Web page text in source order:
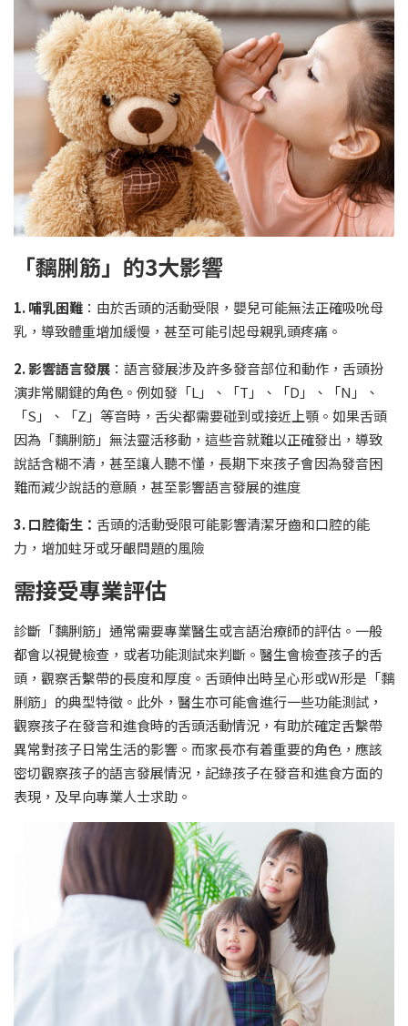
「黐脷筋」的3大影響
1. 哺乳困難 ：由於舌頭的活動受限，嬰兒可能無法正確吸吮母
乳，導致體重增加緩慢，甚至可能引起母親乳頭疼痛。
2. 影響語言發展 ：語言發展涉及許多發音部位和動作，舌頭扮
演非常關鍵的角色。例如發「L」、「T」、「D」、「N」、
「S」、「Z」等音時，舌尖都需要碰到或接近上顎。如果舌頭
因為「黐脷筋」無法靈活移動，這些音就難以正確發出，導致
說話含糊不清，甚至讓人聽不懂，長期下來孩子會因為發音困
難而減少說話的意願，甚至影響語言發展的進度
3. 口腔衛生： 舌頭的活動受限可能影響清潔牙齒和口腔的能
力，增加蛀牙或牙齦問題的風險
需接受專業評估
診斷「黐脷筋」通常需要專業醫生或言語治療師的評估。一般
都會以視覺檢查，或者功能測試來判斷。醫生會檢查孩子的舌
頭，觀察舌繫帶的長度和厚度。舌頭伸出時呈心形或W形是「黐
脷筋」的典型特徵。此外，醫生亦可能會進行一些功能測試，
觀察孩子在發音和進食時的舌頭活動情況，有助於確定舌繫帶
異常對孩子日常生活的影響。而家長亦有着重要的角色，應該
密切觀察孩子的語言發展情況，記錄孩子在發音和進食方面的
表現，及早向專業人士求助。